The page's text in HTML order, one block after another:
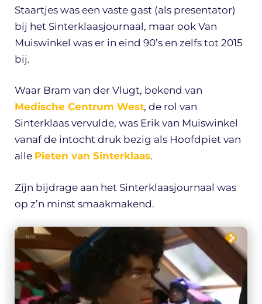
Staartjes was een vaste gast (als presentator)
bij het Sinterklaasjournaal, maar ook Van
Muiswinkel was er in eind 90’s en zelfs tot 2015
bij.
Waar Bram van der Vlugt, bekend van
Medische Centrum West, de rol van
Sinterklaas vervulde, was Erik van Muiswinkel
vanaf de intocht druk bezig als Hoofdpiet van
alle Pieten van Sinterklaas.
Zijn bijdrage aan het Sinterklaasjournaal was
op z’n minst smaakmakend.